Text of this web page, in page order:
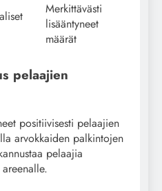
Merkittävästi
lisääntyneet
määrät
pelaajien
positiivisesti pelaajien
arvokkaiden palkintojen
pelaajia